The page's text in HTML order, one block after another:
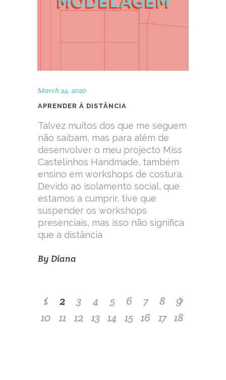
March 24, 2020
APRENDER À DISTÂNCIA
Talvez muitos dos que me seguem
não saibam, mas para além de
desenvolver o meu projecto Miss
Castelinhos Handmade, também
ensino em workshops de costura.
Devido ao isolamento social, que
estamos a cumprir, tive que
suspender os workshops
presenciais, mas isso não significa
que a distância
By Diana
1 2 3 4 5 6 7 8
9
10 11 12 13 14 15 16 17 18